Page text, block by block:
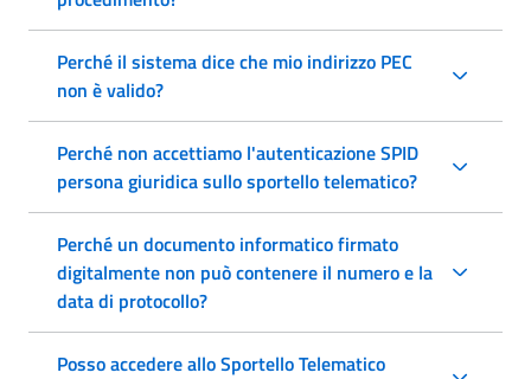
Perché il sistema dice che mio indirizzo PEC
non è valido?
Perché non accettiamo l'autenticazione SPID
persona giuridica sullo sportello telematico?
Perché un documento informatico firmato
digitalmente non può contenere il numero e la
data di protocollo?
Posso accedere allo Sportello Telematico